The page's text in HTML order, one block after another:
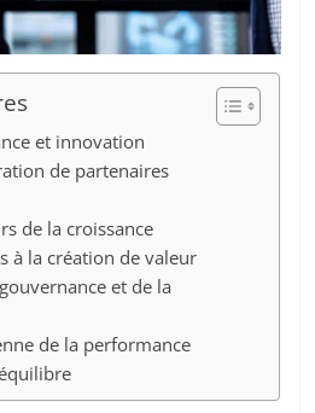
et innovation
de partenaires
de la croissance
à la création de valeur
et de la
de la performance